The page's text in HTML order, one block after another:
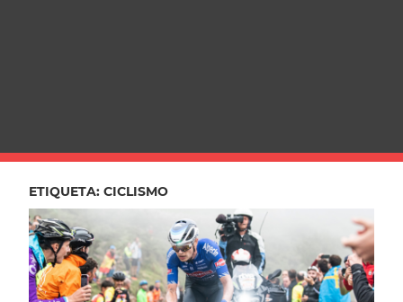
ETIQUETA: CICLISMO